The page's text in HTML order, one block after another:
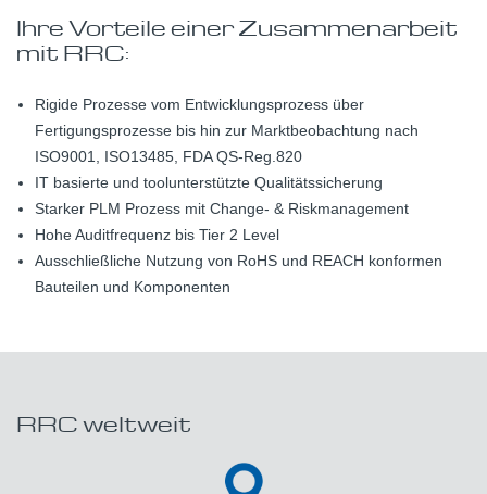
Ihre Vorteile einer Zusammenarbeit
mit RRC:
Rigide Prozesse vom Entwicklungsprozess über
Fertigungsprozesse bis hin zur Marktbeobachtung nach
ISO9001, ISO13485, FDA QS-Reg.820
IT basierte und toolunterstützte Qualitätssicherung
Starker PLM Prozess mit Change- & Riskmanagement
Hohe Auditfrequenz bis Tier 2 Level
Ausschließliche Nutzung von RoHS und REACH konformen
Bauteilen und Komponenten
RRC weltweit